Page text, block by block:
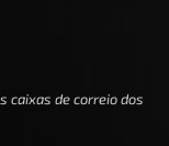
caixas de correio dos